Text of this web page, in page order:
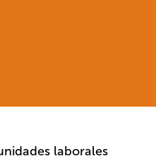
laborales